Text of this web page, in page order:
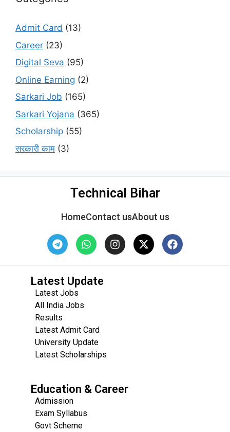
Admit Card (13)
Career (23)
Digital Seva (95)
Online Earning (2)
Sarkari Job (165)
Sarkari Yojana (365)
Scholarship (55)
सरकारी काम (3)
Technical Bihar
HomeContact usAbout us
Latest Update
Latest Jobs
All India Jobs
Results
Latest Admit Card
University Update
Latest Scholarships
Education & Career
Admission
Exam Syllabus
Govt Scheme